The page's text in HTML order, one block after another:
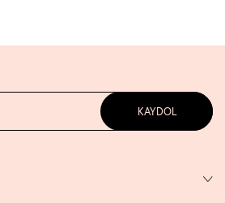
KAYDOL